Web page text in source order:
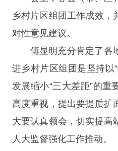
乡村片区组团工作成效，
对性意见建议。
傅显明充分肯定了各
进乡村片区组团是坚持以
发展缩小“三大差距”的重
高度重视，提出要提质扩
大要认真领会，切实提高
人大监督强化工作推动。